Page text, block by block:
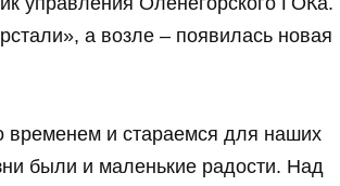
а возле – появилась новая
и стараемся для наших
были и маленькие радости. Над